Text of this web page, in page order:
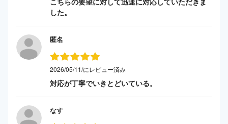
した。
匿名
2026/05/11/にレビュー済み
対応が丁寧でいきとどいている。
なす